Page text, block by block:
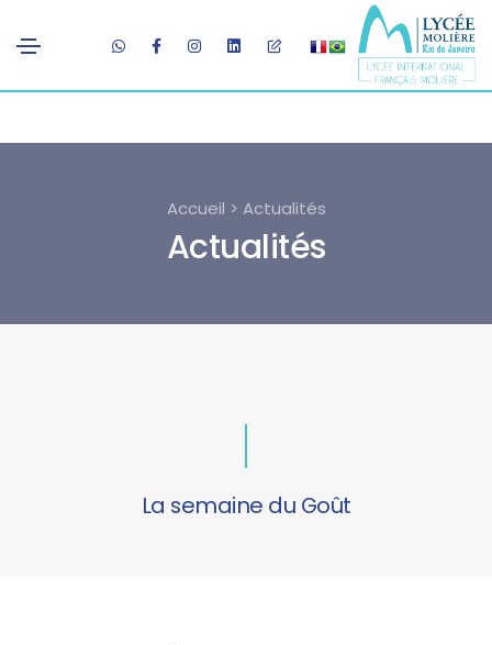
Accueil > Actualités
Actualités
La semaine du Goût